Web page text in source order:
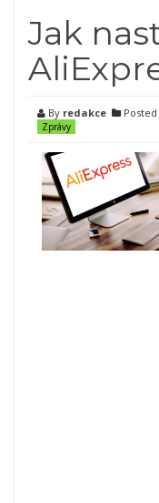
Jak
By redakce Posted
Zprávy